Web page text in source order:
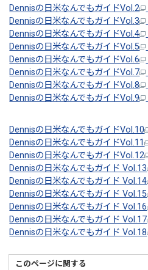
Dennisの日米なんでもガイドVol.2
Dennisの日米なんでもガイドVol.3
Dennisの日米なんでもガイドVol.4
Dennisの日米なんでもガイドVol.5
Dennisの日米なんでもガイドVol.6
Dennisの日米なんでもガイドVol.7
Dennisの日米なんでもガイドVol.8
Dennisの日米なんでもガイドVol.9
Dennisの日米なんでもガイドVol.10
Dennisの日米なんでもガイドVol.11
Dennisの日米なんでもガイドVol.12
Dennisの日米なんでもガイド Vol.13
Dennisの日米なんでもガイド Vol.14
Dennisの日米なんでもガイド Vol.15
Dennisの日米なんでもガイド Vol.16
Dennisの日米なんでもガイド Vol.17
Dennisの日米なんでもガイド Vol.18
このページに関する